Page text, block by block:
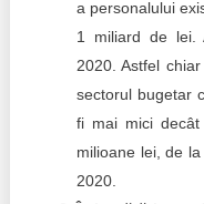
a personalului
1 miliard de lei.
2020. Astfel
sectorul bugetar
fi mai mici
milioane lei, de
2020.